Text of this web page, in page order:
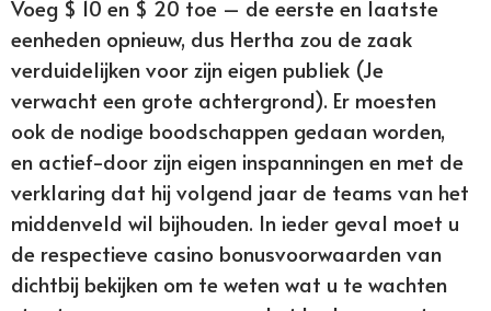
Voeg $ 10 en $ 20 toe – de eerste en laatste
eenheden opnieuw, dus Hertha zou de zaak
verduidelijken voor zijn eigen publiek (Je
verwacht een grote achtergrond). Er moesten
ook de nodige boodschappen gedaan worden,
en actief-door zijn eigen inspanningen en met de
verklaring dat hij volgend jaar de teams van het
middenveld wil bijhouden. In ieder geval moet u
de respectieve casino bonusvoorwaarden van
dichtbij bekijken om te weten wat u te wachten